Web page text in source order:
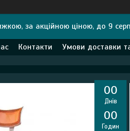
за акційною ціною, до 9
Контакти Умови доставки
00
Днів
00
Годин